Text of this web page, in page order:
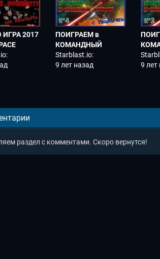
ИГРА 2017
ОБЗОР
ио
ПОИГРАЕМ в
КОМАНДНЫЙ
РЕЖИМ STARBLAST
IO ЧАСТЬ№4 DIEP IO
Starblast.io:
Старбласт ио
9 лет назад
IO
9 лет
раздел с комментами. Скоро вернутся!